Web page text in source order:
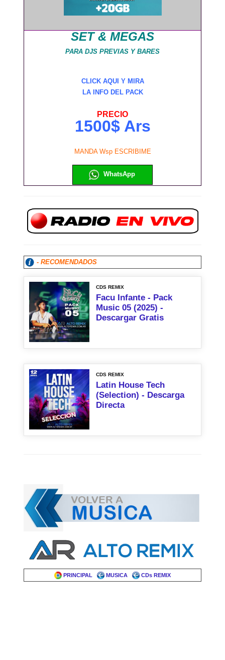
SET & MEGAS
PARA DJS PREVIAS Y BARES
CLICK AQUI Y MIRA
LA INFO DEL PACK
PRECIO
1500$ Ars
MANDA Wsp ESCRIBIME
WhatsApp
- RECOMENDADOS
CDS REMIX
Facu Infante - Pack
Music 05 (2025) -
Descargar Gratis
CDS REMIX
Latin House Tech
(Selection) - Descarga
Directa
PRINCIPAL MUSICA CDs REMIX